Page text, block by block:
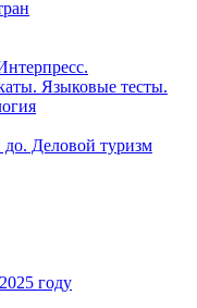
Языковые тесты.
до. Деловой туризм
году